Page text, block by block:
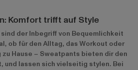
Komfort trifft auf Style
der Inbegriff von Bequemlichkeit
ob für den Alltag, das Workout oder
Hause – Sweatpants bieten dir den
und lassen sich vielseitig stylen. Bei